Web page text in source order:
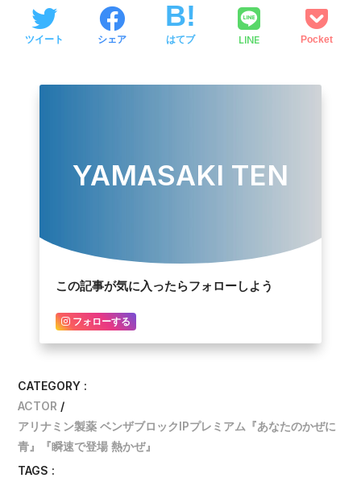
ツイート シェア はてブ LINE Pocket
YAMASAKI TEN
この記事が気に入ったらフォローしよう
フォローする
CATEGORY :
ACTOR
アリナミン製薬 ベンザブロックIPプレミアム『あなたのかぜに
青』『瞬速で登場 熱かぜ』
TAGS :